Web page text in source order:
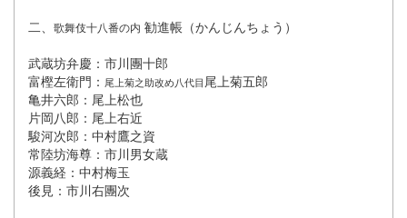
二、 歌舞伎十八番の内 勧進帳（かんじんちょう）
武蔵坊弁慶：市川團十郎
富樫左衛門： 尾上菊之助改め八代目尾上菊五郎
亀井六郎：尾上松也
片岡八郎：尾上右近
駿河次郎：中村鷹之資
常陸坊海尊：市川男女蔵
源義経：中村梅玉
後見：市川右團次